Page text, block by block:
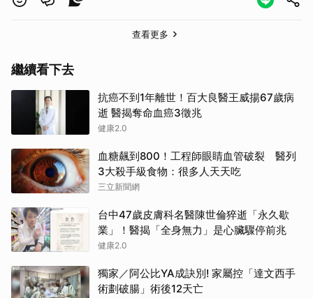
查看更多
繼續看下去
抗癌不到1年離世！百大良醫王威揚67歲病
逝 醫揭奪命血癌3徵兆
健康2.0
血糖飆到800！工程師眼睛血管破裂 醫列
3大殺手級食物：很多人天天吃
三立新聞網
台中47歲皮膚科名醫陳世倫猝逝「永久歇
業」！醫揭「全身無力」是心臟驟停前兆
健康2.0
獨家／阿公比YA成訣別! 家屬控「達文西手
術劃破腸」術後12天亡